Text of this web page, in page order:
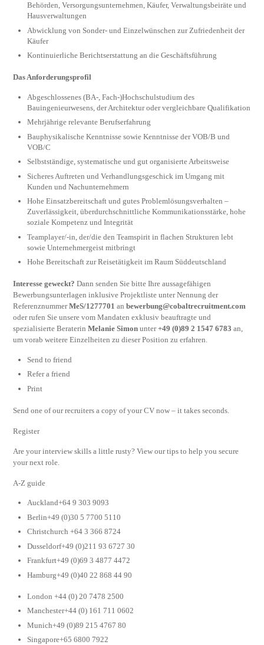
Behörden, Versorgungsunternehmen, Käufer, Verwaltungsbeiräte und
Hausverwaltungen
Abwicklung von Sonder- und Einzelwünschen zur Zufriedenheit der
Käufer
Kontinuierliche Berichtserstattung an die Geschäftsführung
Das Anforderungsprofil
Abgeschlossenes (BA-, Fach-)Hochschulstudium des
Bauingenieurwesens, der Architektur oder vergleichbare Qualifikation
Mehrjährige relevante Berufserfahrung
Bauphysikalische Kenntnisse sowie Kenntnisse der VOB/B und
VOB/C
Selbstständige, systematische und gut organisierte Arbeitsweise
Sicheres Auftreten und Verhandlungsgeschick im Umgang mit
Kunden und Nachunternehmern
Hohe Einsatzbereitschaft und gutes Problemlösungsverhalten –
Zuverlässigkeit, überdurchschnittliche Kommunikationsstärke, hohe
soziale Kompetenz und Integrität
Teamplayer/-in, der/die den Teamspirit in flachen Strukturen lebt
sowie Unternehmergeist mitbringt
Hohe Bereitschaft zur Reisetätigkeit im Raum Süddeutschland
Interesse geweckt? Dann senden Sie bitte Ihre aussagefähigen
Bewerbungsunterlagen inklusive Projektliste unter Nennung der
ReferenznummerMeS/1277701 anbewerbung@cobaltrecruitment.com
oder rufen Sie unsere vom Mandaten exklusiv beauftragte und
spezialisierte BeraterinMelanie Simon unter+49 (0)89 2 1547 6783 an,
um vorab weitere Einzelheiten zu dieser Position zu erfahren.
Send to friend
Refer a friend
Print
Send one of our recruiters a copy of your CV now – it takes seconds.
Register
Are your interview skills a little rusty? View our tips to help you secure
your next role.
A-Z guide
Auckland+64 9 303 9093
Berlin+49 (0)30 5 7700 5110
Christchurch +64 3 366 8724
Dusseldorf+49 (0)211 93 6727 30
Frankfurt+49 (0)69 3 4877 4472
Hamburg+49 (0)40 22 868 44 90
London +44 (0) 20 7478 2500
Manchester+44 (0) 161 711 0602
Munich+49 (0)89 215 4767 80
Singapore+65 6800 7922